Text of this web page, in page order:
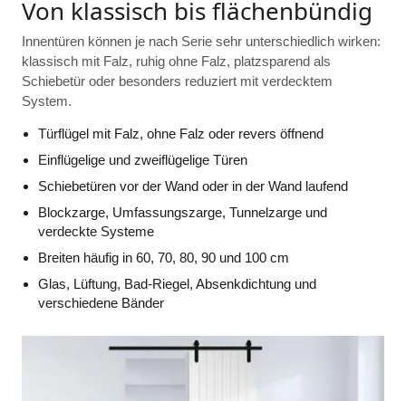
Von klassisch bis flächenbündig
Innentüren können je nach Serie sehr unterschiedlich wirken:
klassisch mit Falz, ruhig ohne Falz, platzsparend als
Schiebetür oder besonders reduziert mit verdecktem
System.
Türflügel mit Falz, ohne Falz oder revers öffnend
Einflügelige und zweiflügelige Türen
Schiebetüren vor der Wand oder in der Wand laufend
Blockzarge, Umfassungszarge, Tunnelzarge und
verdeckte Systeme
Breiten häufig in 60, 70, 80, 90 und 100 cm
Glas, Lüftung, Bad-Riegel, Absenkdichtung und
verschiedene Bänder